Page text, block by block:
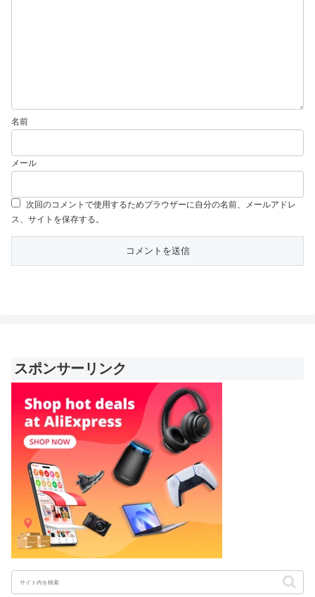
名前
メール
次回のコメントで使用するためブラウザーに自分の名前、メールアドレ
ス、サイトを保存する。
スポンサーリンク